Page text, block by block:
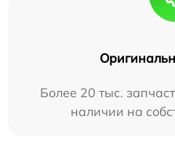
Более 20 тыс.
наличии на